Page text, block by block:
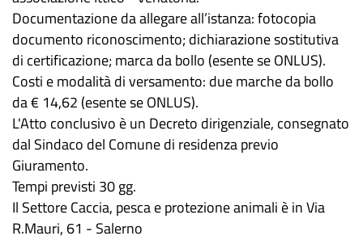
Documentazione da allegare all’istanza: fotocopia
documento riconoscimento; dichiarazione sostitutiva
di certificazione; marca da bollo (esente se ONLUS).
Costi e modalità di versamento: due marche da bollo
da € 14,62 (esente se ONLUS).
L'Atto conclusivo è un Decreto dirigenziale, consegnato
dal Sindaco del Comune di residenza previo
Giuramento.
Tempi previsti 30 gg.
Il Settore Caccia, pesca e protezione animali è in Via
R.Mauri, 61 - Salerno